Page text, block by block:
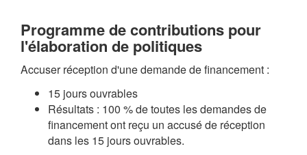
Programme de contributions pour
l'élaboration de politiques
Accuser réception d'une demande de financement :
15 jours ouvrables
Résultats : 100 % de toutes les demandes de
financement ont reçu un accusé de réception
dans les 15 jours ouvrables.